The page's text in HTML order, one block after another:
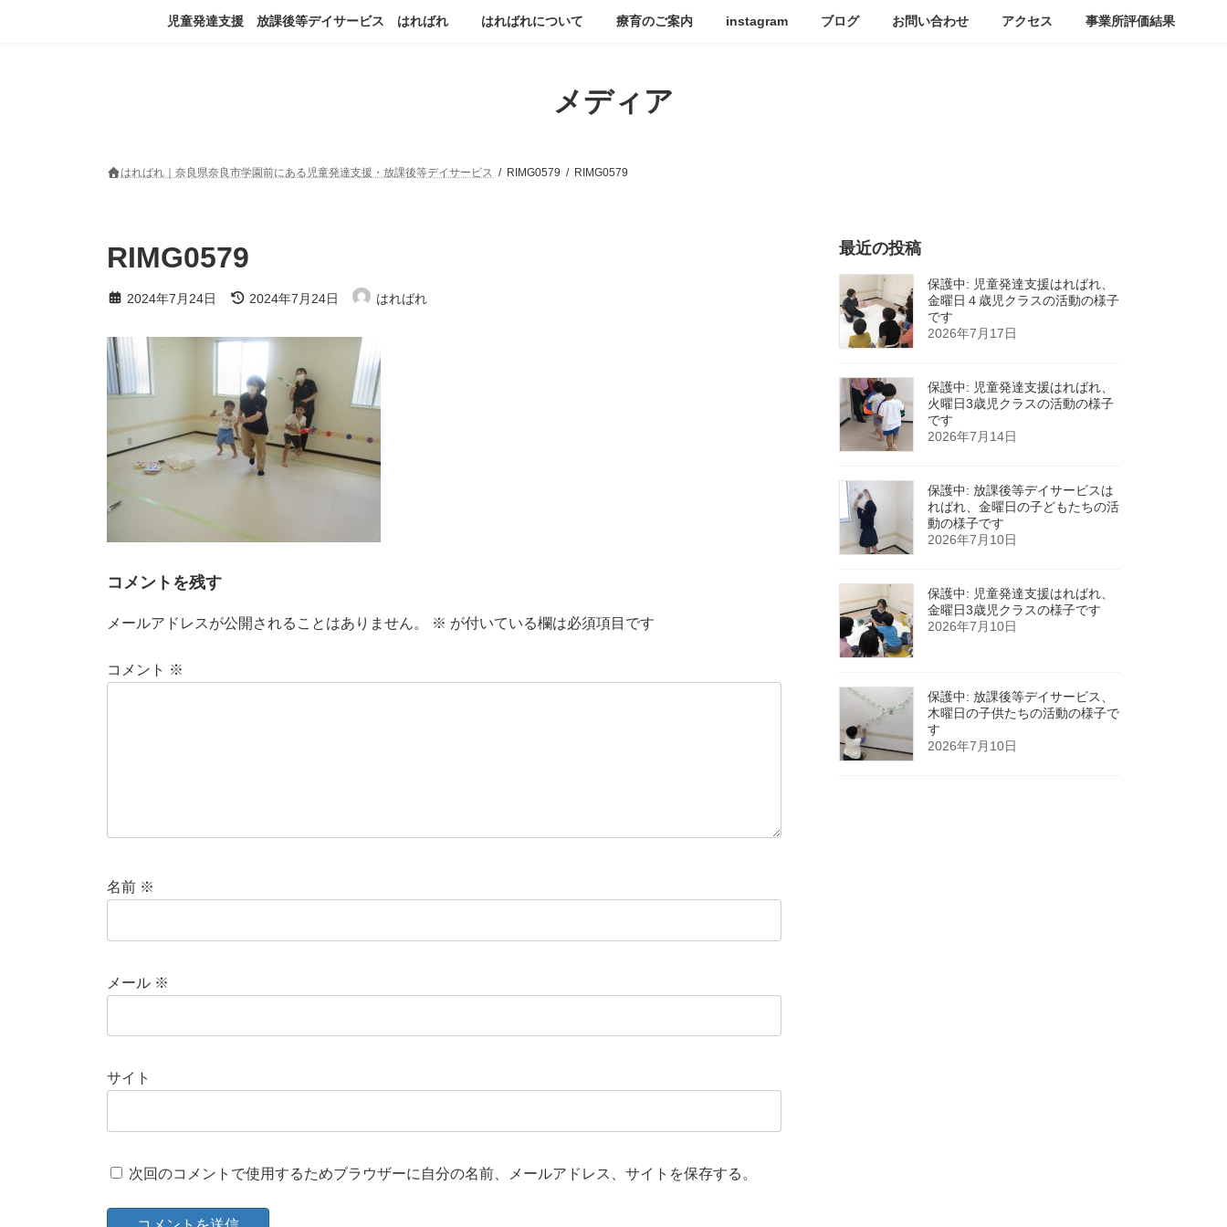
児童発達支援 放課後等デイサービス はればれ はればれについて 療育のご案内 instagram ブログ お問い合わせ アクセス 事業所評価結果
メディア
はればれ｜奈良県奈良市学園前にある児童発達支援・放課後等デイサービス RIMG0579 RIMG0579
RIMG0579
2024年7月24日
最
終
新
時
:
2024年7月24日 はればれ
コメントを残す
メールアドレスが公開されることはありません。 ※ が付いている欄は必須項目です
コメント ※
名前 ※
メール ※
サイト
次回のコメントで使用するためブラウザーに自分の名前、メールアドレス、サイトを保存する。
最近の投稿
保護中: 児童発達支援はればれ、
金曜日４歳児クラスの活動の様子
です
2026年7月17日
保護中: 児童発達支援はればれ、
火曜日3歳児クラスの活動の様子
です
2026年7月14日
保護中: 放課後等デイサービスは
ればれ、金曜日の子どもたちの活
動の様子です
2026年7月10日
保護中: 児童発達支援はればれ、
金曜日3歳児クラスの様子です
2026年7月10日
保護中: 放課後等デイサービス、
木曜日の子供たちの活動の様子で
す
2026年7月10日